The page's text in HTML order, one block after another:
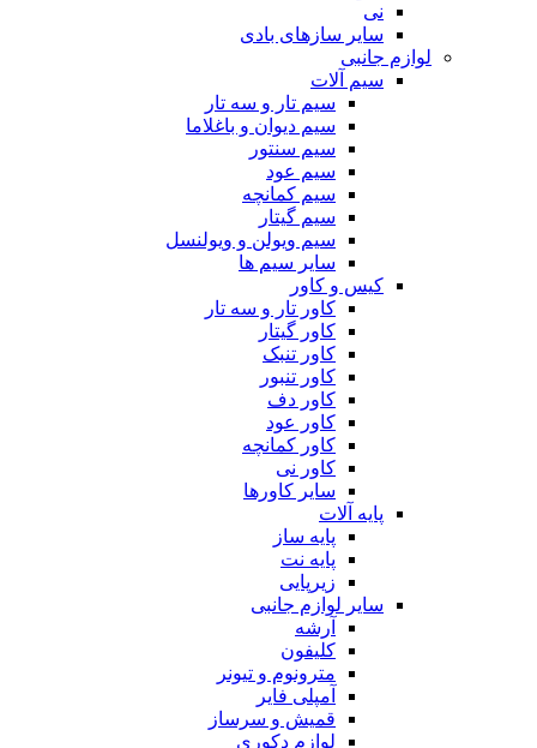
نی
سایر سازهای بادی
لوازم جانبی
سیم آلات
سیم تار و سه تار
سیم دیوان و باغلاما
سیم سنتور
سیم عود
سیم کمانچه
سیم گیتار
سیم ویولن و ویولنسل
سایر سیم ها
کیس و کاور
کاور تار و سه تار
کاور گیتار
کاور تنبک
کاور تنبور
کاور دف
کاور عود
کاور کمانچه
کاور نی
سایر کاورها
پایه آلات
پایه ساز
پایه نت
زیرپایی
سایر لوازم جانبی
آرشه
کلیفون
مترونوم و تیونر
آمپلی فایر
قمیش و سرساز
لوازم دکوری